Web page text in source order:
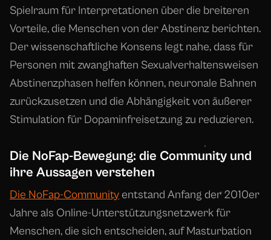
Spielraum für Interpretationen über die breiteren
Vorteile, die Menschen von der Abstinenz berichten.
Der wissenschaftliche Konsens legt nahe, dass für
Personen mit zwanghaften Sexualverhaltensweisen
Abstinenzphasen helfen können, neuronale Bahnen
zurückzusetzen und die Abhängigkeit von äußerer
Stimulation für Dopaminfreisetzung zu reduzieren.
Die NoFap-Bewegung: die Community und
ihre Aussagen verstehen
Die NoFap-Community entstand Anfang der 2010er
Jahre als Online-Unterstützungsnetzwerk für
Menschen, die sich entscheiden, auf Masturbation